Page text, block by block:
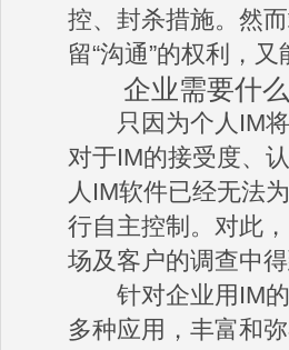
控、封杀措施。然
留“沟通”的权利，
企业需要什么
只因为个人IM将
对于IM的接受度、
人IM软件已经无法
行自主控制。对此
场及客户的调查中
针对企业用IM的
多种应用，丰富和